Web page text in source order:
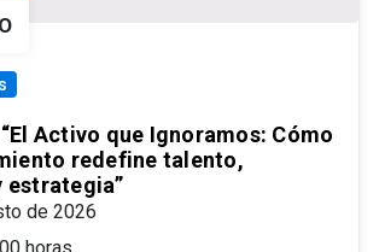
Activo que Ignoramos: Cómo
redefine talento,
estrategia”
de 2026